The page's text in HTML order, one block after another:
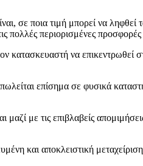
σε ποια τιμή μπορεί να
πολλές περιορισμένες
κατασκευαστή να επικεντρωθεί
επίσημα σε φυσικά
με τις επιβλαβείς
και αποκλειστική